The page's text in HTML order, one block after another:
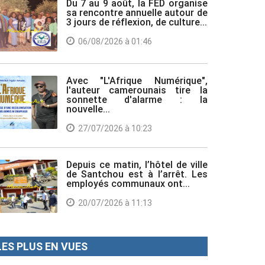
Du 7 au 9 août, la FED organise
sa rencontre annuelle autour de
3 jours de réflexion, de culture...
06/08/2026 à 01:46
Avec "L'Afrique Numérique",
l'auteur camerounais tire la
sonnette d'alarme : la
nouvelle...
27/07/2026 à 10:23
Depuis ce matin, l’hôtel de ville
de Santchou est à l’arrêt. Les
employés communaux ont...
20/07/2026 à 11:13
PLUS EN VUES